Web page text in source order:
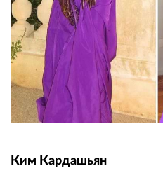
Ким Кардашьян